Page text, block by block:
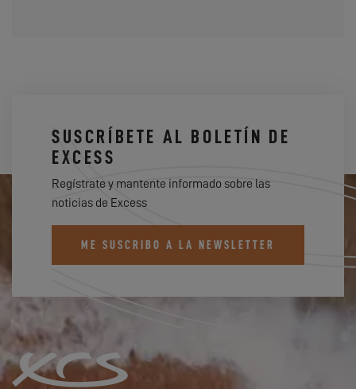
SUSCRÍBETE AL BOLETÍN DE
EXCESS
Regístrate y mantente informado sobre las
noticias de Excess
ME SUSCRIBO A LA NEWSLETTER